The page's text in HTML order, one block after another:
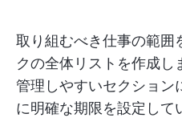
取り組むべき仕事の範囲
クの全体リストを作成し
管理しやすいセクション
に明確な期限を設定して